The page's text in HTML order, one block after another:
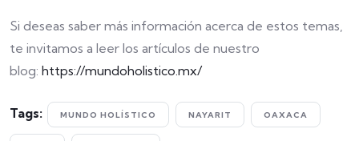
Si deseas saber más información acerca de estos temas,
te invitamos a leer los artículos de nuestro
blog: https://mundoholistico.mx/
Tags: MUNDO HOLÍSTICO NAYARIT OAXACA